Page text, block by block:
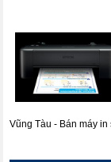
Vũng Tàu - Bán máy